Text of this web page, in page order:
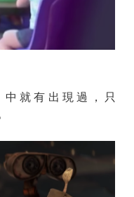
就有出現過，只